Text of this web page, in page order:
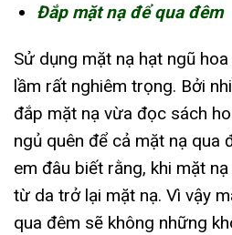
Đắp mặt nạ để qua đêm
Sử dụng mặt nạ hạt ngũ
lầm rất nghiêm trọng. Bởi
đắp mặt nạ vừa đọc sách
ngủ quên để cả mặt nạ qua
em đâu biết rằng, khi mặt
từ da trở lại mặt nạ. Vì vậy
qua đêm sẽ không những